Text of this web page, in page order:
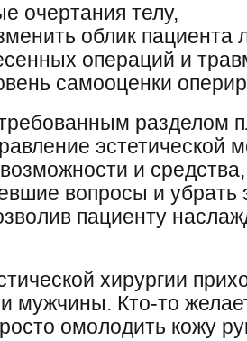
очертания телу,
облик пациента
операций и
самооценки
разделом
и средства,
вопросы и убрать
пациенту
хирургии
мужчины. Кто-то
омолодить кожу